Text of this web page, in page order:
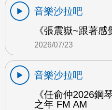
音樂沙拉吧
《張震嶽~跟著
2026/07/23
音樂沙拉吧
《任俞仲2026鋼
之年 FM AM